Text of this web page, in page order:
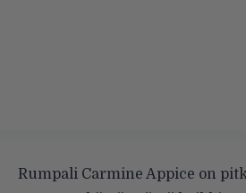
Rumpali Carmine Appice on